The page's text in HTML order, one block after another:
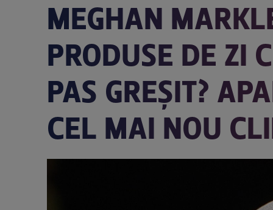
MEGHAN
PRODUSE DE ZI
PAS GREȘIT?
CEL MAI NOU